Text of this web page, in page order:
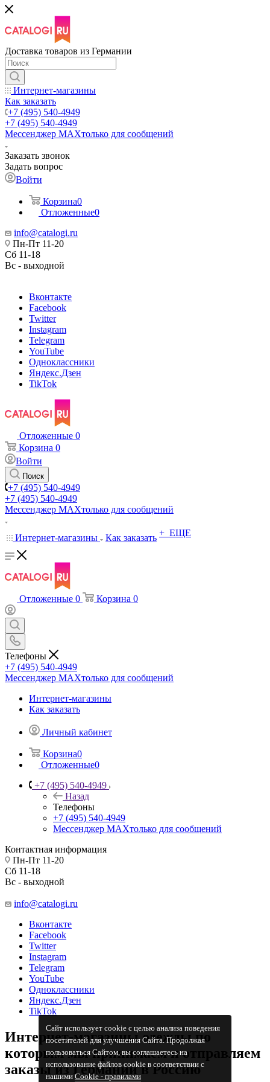
Сайт использует cookie с целью анализа поведения
посетителей для улучшения Сайта. Продолжая
пользоваться Сайтом, вы соглашаетесь на
использование файлов cookie в соответствии с
нашимиCookiе - правилами
Доставка товаров из Германии
Интернет-магазины
Как заказать
+7 (495) 540-4949
+7 (495) 540-4949
Мессенджер МАХтолько для сообщений
Заказать звонок
Задать вопрос
Войти
Корзина0
Отложенные0
info@catalogi.ru
Пн-Пт 11-20
Сб 11-18
Вс - выходной
Вконтакте
Facebook
Twitter
Instagram
Telegram
YouTube
Одноклассники
Яндекс.Дзен
TikTok
Отложенные 0
Корзина 0
Войти
Поиск
+7 (495) 540-4949
+7 (495) 540-4949
Мессенджер МАХтолько для сообщений
Интернет-магазины Как заказать + ЕЩЕ
Отложенные 0 Корзина 0
Телефоны
+7 (495) 540-4949
Мессенджер МАХтолько для сообщений
Интернет-магазины
Как заказать
Личный кабинет
Корзина0
Отложенные0
+7 (495) 540-4949
Назад
Телефоны
+7 (495) 540-4949
Мессенджер МАХтолько для сообщений
Контактная информация
Пн-Пт 11-20
Сб 11-18
Вс - выходной
info@catalogi.ru
Вконтакте
Facebook
Twitter
Instagram
Telegram
YouTube
Одноклассники
Яндекс.Дзен
TikTok
Интернет-магазины одежды по
которым мы принимаем и отправляем
заказы из Германии в Россию